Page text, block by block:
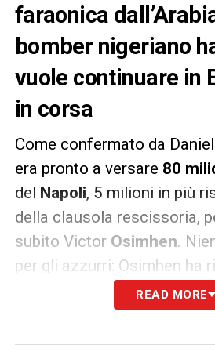
faraonica
bomber nigeriano
vuole continuare in
in corsa
Come confermato da
era pronto a versare 80
del Napoli, 5 milioni in più
della clausola rescissoria,
subito Victor Osimhen.
per gli azzurri: Osimhen ha
Arabia
proseguire la propria
READ MORE